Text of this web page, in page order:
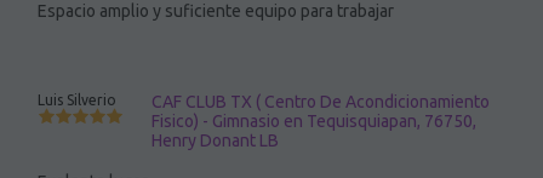
Espacio amplio y suficiente equipo para trabajar
Luis Silverio
CAF CLUB TX ( Centro De Acondicionamiento
Fisico) - Gimnasio en Tequisquiapan, 76750,
Henry Donant LB